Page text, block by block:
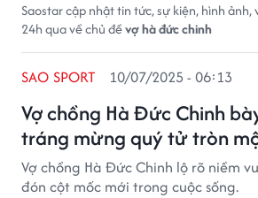
Saostar cập nhật tin tức, sự kiện, hình
24h qua về chủ đềvợ hà đức chinh
Vợ chồng Hà Đức Chinh
tráng mừng quý tử tròn
SAO SPORT 10/07/2025 - 06:13
Vợ chồng Hà Đức Chinh lộ rõ niềm
đón cột mốc mới trong cuộc sống.